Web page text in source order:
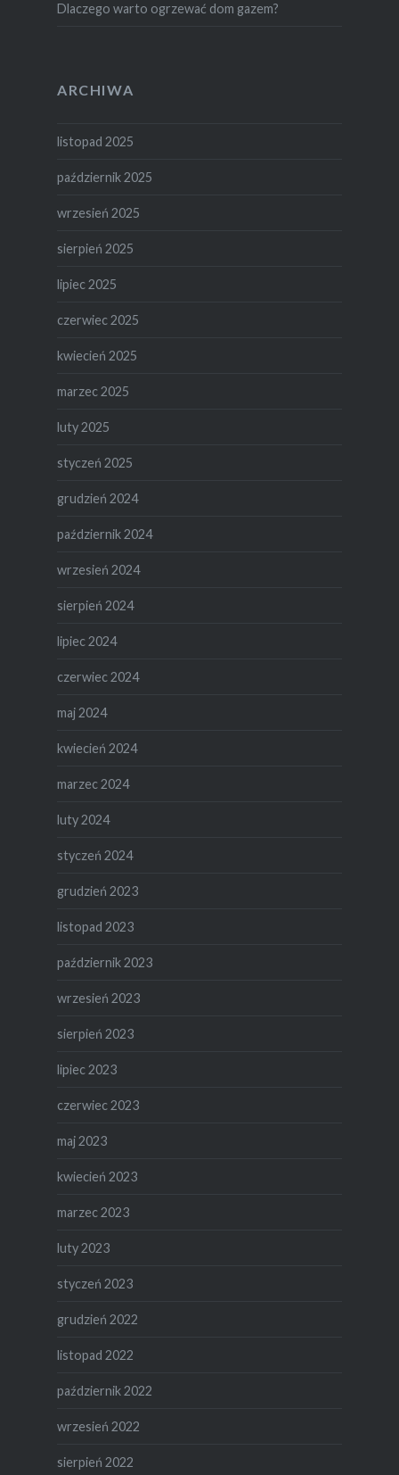
Dlaczego warto ogrzewać dom gazem?
ARCHIWA
listopad 2025
październik 2025
wrzesień 2025
sierpień 2025
lipiec 2025
czerwiec 2025
kwiecień 2025
marzec 2025
luty 2025
styczeń 2025
grudzień 2024
październik 2024
wrzesień 2024
sierpień 2024
lipiec 2024
czerwiec 2024
maj 2024
kwiecień 2024
marzec 2024
luty 2024
styczeń 2024
grudzień 2023
listopad 2023
październik 2023
wrzesień 2023
sierpień 2023
lipiec 2023
czerwiec 2023
maj 2023
kwiecień 2023
marzec 2023
luty 2023
styczeń 2023
grudzień 2022
listopad 2022
październik 2022
wrzesień 2022
sierpień 2022